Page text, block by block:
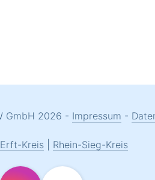
GmbH 2026 - Impressum -
Kreis| Rhein-Sieg-Kreis